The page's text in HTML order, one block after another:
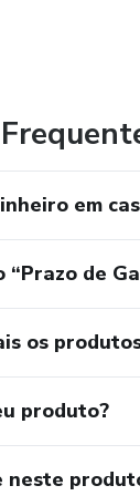
em
“Prazo de
os
produto?